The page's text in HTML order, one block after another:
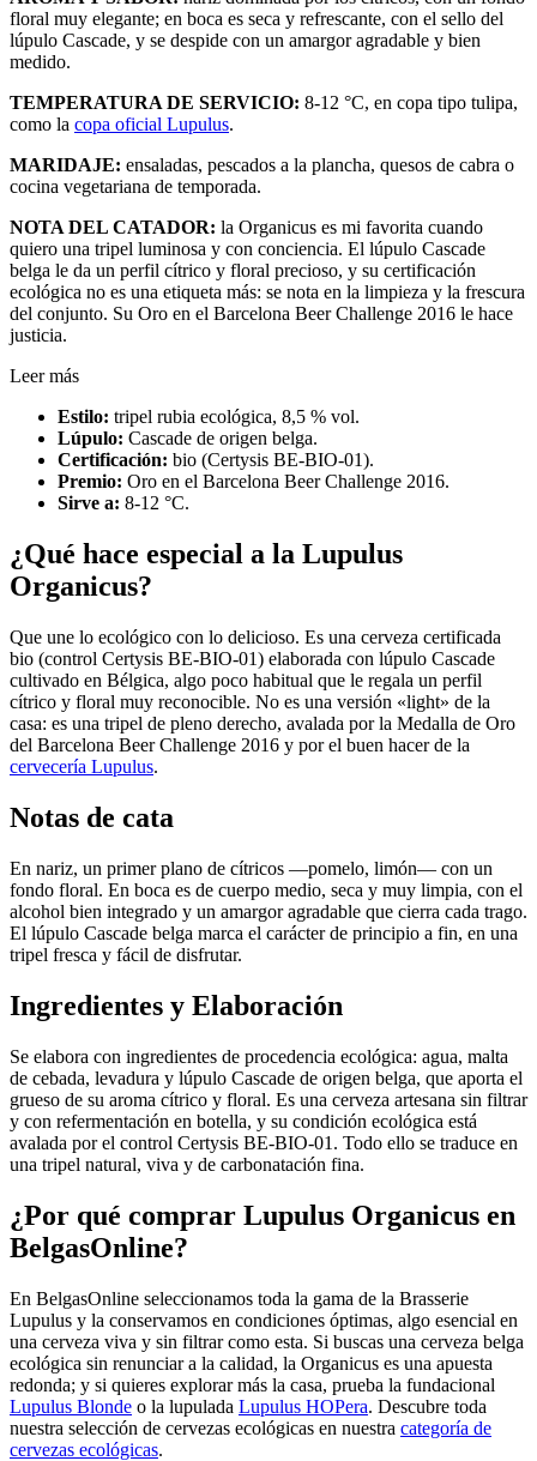
floral muy elegante; en boca es seca y refrescante, con el sello del
lúpulo Cascade, y se despide con un amargor agradable y bien
medido.
TEMPERATURA DE SERVICIO: 8-12 °C, en copa tipo tulipa,
como la copa oficial Lupulus.
MARIDAJE: ensaladas, pescados a la plancha, quesos de cabra o
cocina vegetariana de temporada.
NOTA DEL CATADOR: la Organicus es mi favorita cuando
quiero una tripel luminosa y con conciencia. El lúpulo Cascade
belga le da un perfil cítrico y floral precioso, y su certificación
ecológica no es una etiqueta más: se nota en la limpieza y la frescura
del conjunto. Su Oro en el Barcelona Beer Challenge 2016 le hace
justicia.
Leer más
Estilo: tripel rubia ecológica, 8,5 % vol.
Lúpulo: Cascade de origen belga.
Certificación: bio (Certysis BE-BIO-01).
Premio: Oro en el Barcelona Beer Challenge 2016.
Sirve a: 8-12 °C.
¿Qué hace especial a la Lupulus
Organicus?
Que une lo ecológico con lo delicioso. Es una cerveza certificada
bio (control Certysis BE-BIO-01) elaborada con lúpulo Cascade
cultivado en Bélgica, algo poco habitual que le regala un perfil
cítrico y floral muy reconocible. No es una versión «light» de la
casa: es una tripel de pleno derecho, avalada por la Medalla de Oro
del Barcelona Beer Challenge 2016 y por el buen hacer de la
cervecería Lupulus.
Notas de cata
En nariz, un primer plano de cítricos —pomelo, limón— con un
fondo floral. En boca es de cuerpo medio, seca y muy limpia, con el
alcohol bien integrado y un amargor agradable que cierra cada trago.
El lúpulo Cascade belga marca el carácter de principio a fin, en una
tripel fresca y fácil de disfrutar.
Ingredientes y Elaboración
Se elabora con ingredientes de procedencia ecológica: agua, malta
de cebada, levadura y lúpulo Cascade de origen belga, que aporta el
grueso de su aroma cítrico y floral. Es una cerveza artesana sin filtrar
y con refermentación en botella, y su condición ecológica está
avalada por el control Certysis BE-BIO-01. Todo ello se traduce en
una tripel natural, viva y de carbonatación fina.
¿Por qué comprar Lupulus Organicus en
BelgasOnline?
En BelgasOnline seleccionamos toda la gama de la Brasserie
Lupulus y la conservamos en condiciones óptimas, algo esencial en
una cerveza viva y sin filtrar como esta. Si buscas una cerveza belga
ecológica sin renunciar a la calidad, la Organicus es una apuesta
redonda; y si quieres explorar más la casa, prueba la fundacional
Lupulus Blonde o la lupulada Lupulus HOPera. Descubre toda
nuestra selección de cervezas ecológicas en nuestra categoría de
cervezas ecológicas.